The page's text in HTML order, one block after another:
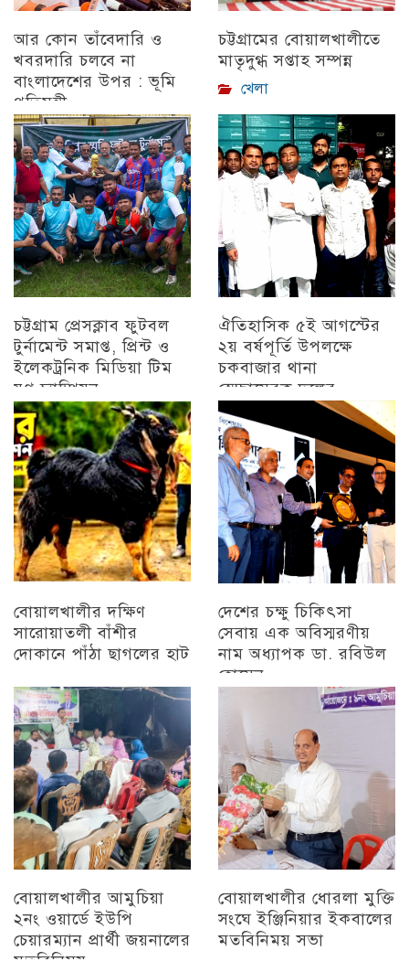
আর কোন তাঁবেদারি ও
খবরদারি চলবে না
বাংলাদেশের উপর : ভূমি
প্রতিমন্ত্রী
চট্টগ্রাম
চট্টগ্রামের বোয়ালখালীতে
মাতৃদুগ্ধ সপ্তাহ সম্পন্ন
খেলা
চট্টগ্রাম প্রেসক্লাব ফুটবল
টুর্নামেন্ট সমাপ্ত, প্রিন্ট ও
ইলেকট্রনিক মিডিয়া টিম
যুগ্ন চ্যাম্পিয়ন
চট্টগ্রাম
ঐতিহাসিক ৫ই আগস্টের
২য় বর্ষপূর্তি উপলক্ষে
চকবাজার থানা
স্বেচ্ছাসেবক দলের
প্রামাণ্যচিত্র প্রদর্শন ও
বিজয় মিছিল
চট্টগ্রাম
বোয়ালখালীর দক্ষিণ
সারোয়াতলী বাঁশীর
দোকানে পাঁঠা ছাগলের হাট
দেশের চক্ষু চিকিৎসা
সেবায় এক অবিস্মরণীয়
নাম অধ্যাপক ডা. রবিউল
হোসেন
বোয়ালখালীর আমুচিয়া
২নং ওয়ার্ডে ইউপি
চেয়ারম্যান প্রার্থী জয়নালের
মতবিনিময়
বোয়ালখালীর ধোরলা মুক্তি
সংঘে ইঞ্জিনিয়ার ইকবালের
মতবিনিময় সভা